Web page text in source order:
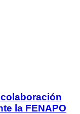
la FENAPO